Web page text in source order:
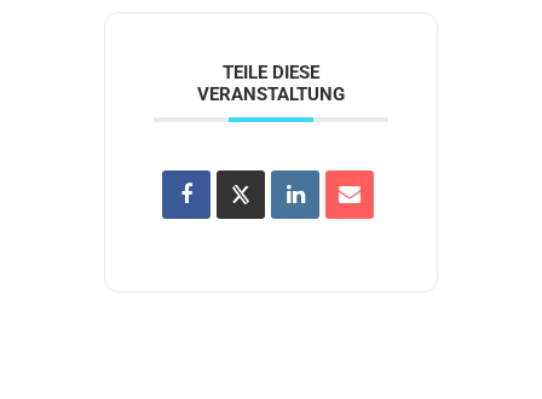
TEILE DIESE
VERANSTALTUNG